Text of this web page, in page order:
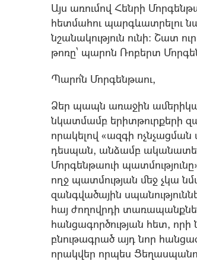
Այս առումով Հենրի
հետմահու պարգևատրելու
նշանակություն ունի: Շատ
թոռը՝ պարոն Ռոբերտ
Պարո՛ն Մորգենթաու,
Ձեր պապն առաջին
նկատմամբ երիտթուրքերի
որակելով «ազգի
դեսպան, անձամբ ականատես
Մորգենթաուի
ողջ պատմության մեջ չկա
զանգվածային
հայ ժողովրդի
հանցագործության հետ, որի
բնութագրած այդ նոր
որակվեր որպես